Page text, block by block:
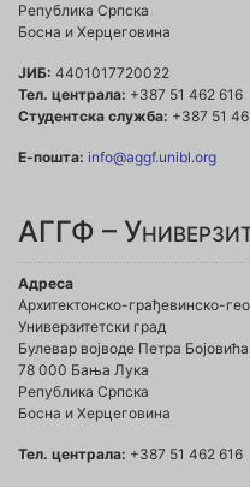
Република Српска
Босна и Херцеговина
ЈИБ: 4401017720022
Тел. централа: +387 51 462 616
Студентска служба: +387 51
Е-пошта: info@aggf.unibl.org
АГГФ –
Адреса
Архитектонско-грађевинско-
Универзитетски град
Булевар војводе Петра
78 000 Бања Лука
Република Српска
Босна и Херцеговина
Тел. централа: +387 51 462 616